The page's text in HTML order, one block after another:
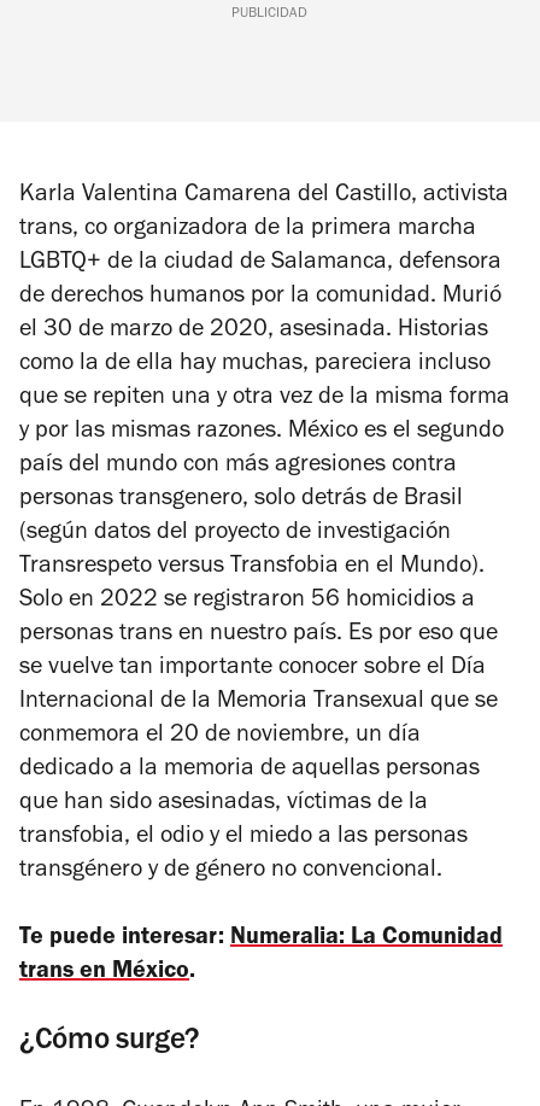
PUBLICIDAD
Karla Valentina Camarena del Castillo, activista
trans, co organizadora de la primera marcha
LGBTQ+ de la ciudad de Salamanca, defensora
de derechos humanos por la comunidad. Murió
el 30 de marzo de 2020, asesinada. Historias
como la de ella hay muchas, pareciera incluso
que se repiten una y otra vez de la misma forma
y por las mismas razones. México es el segundo
país del mundo con más agresiones contra
personas transgenero, solo detrás de Brasil
(según datos del proyecto de investigación
Transrespeto versus Transfobia en el Mundo).
Solo en 2022 se registraron 56 homicidios a
personas trans en nuestro país. Es por eso que
se vuelve tan importante conocer sobre el Día
Internacional de la Memoria Transexual que se
conmemora el 20 de noviembre, un día
dedicado a la memoria de aquellas personas
que han sido asesinadas, víctimas de la
transfobia,​ el odio y el miedo a las personas
transgénero y de género no convencional.
Te puede interesar: Numeralia: La Comunidad
trans en México.
¿Cómo surge?